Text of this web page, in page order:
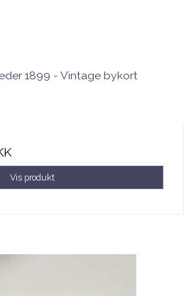
1899 - Vintage bykort
Vis produkt